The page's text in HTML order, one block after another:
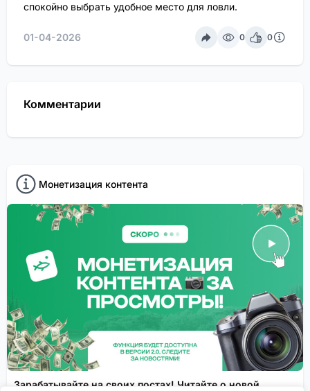
спокойно выбрать удобное место для ловли.
01-04-2026 0 0
Комментарии
Монетизация контента
Зарабатывайте на своих постах! Читайте о новой